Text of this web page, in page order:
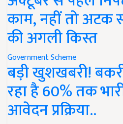
काम, नहीं तो अटक
की अगली किस्त
Government Scheme
बड़ी खुशखबरी!
रहा है 60% तक
आवेदन प्रक्रिया..